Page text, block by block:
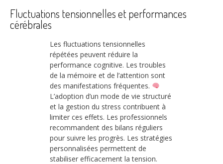
Fluctuations tensionnelles et performances
cérébrales
Les fluctuations tensionnelles
répétées peuvent réduire la
performance cognitive. Les troubles
de la mémoire et de l’attention sont
des manifestations fréquentes.
L’adoption d’un mode de vie structuré
et la gestion du stress contribuent à
limiter ces effets. Les professionnels
recommandent des bilans réguliers
pour suivre les progrès. Les stratégies
personnalisées permettent de
stabiliser efficacement la tension.